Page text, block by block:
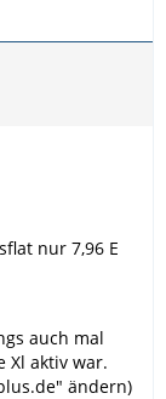
nur 7,96 E
auch mal
Xl aktiv war.
ändern)